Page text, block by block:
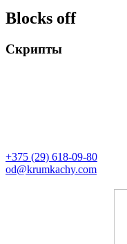
Blocks off
Скрипты
+375 (29) 618-09-80
od@krumkachy.com